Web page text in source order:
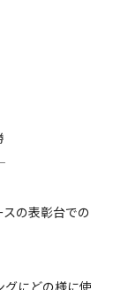
の表彰台での
グにどの様に使